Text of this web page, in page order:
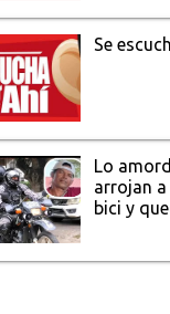
Se
Lo
arrojan a
bici y